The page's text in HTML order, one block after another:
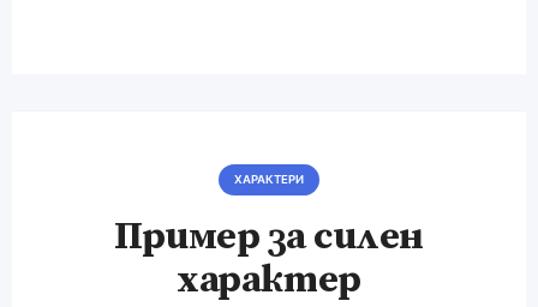
ХАРАКТЕРИ
Пример за силен
характер